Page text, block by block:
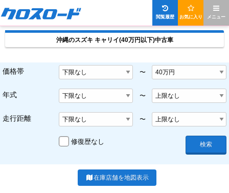
メニュー
お気に入り
閲覧履歴
沖縄のスズキ キャリイ(40万円以下)中古車
価格帯 〜
年式 〜
走行距離 〜
修復歴なし 検索
在庫店舗を地図表示